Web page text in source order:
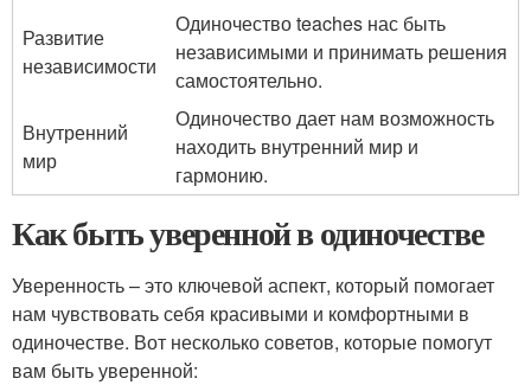
Развитие
независимости
Одиночество teaches нас быть
независимыми и принимать решения
самостоятельно.
Внутренний
мир
Одиночество дает нам возможность
находить внутренний мир и
гармонию.
Как быть уверенной в одиночестве
Уверенность – это ключевой аспект, который помогает
нам чувствовать себя красивыми и комфортными в
одиночестве. Вот несколько советов, которые помогут
вам быть уверенной: